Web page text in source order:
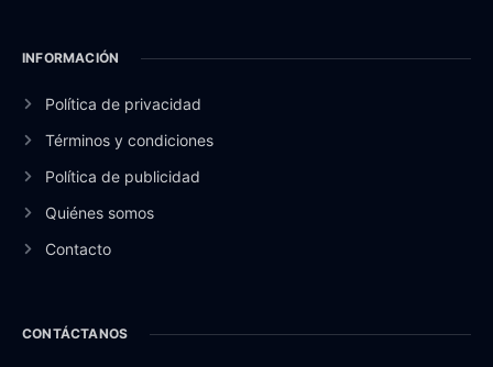
INFORMACIÓN
Política de privacidad
Términos y condiciones
Política de publicidad
Quiénes somos
Contacto
CONTÁCTANOS